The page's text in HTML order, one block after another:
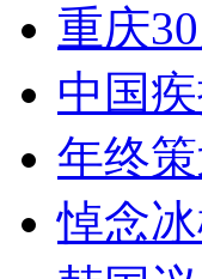
重庆
中国
年终
悼念